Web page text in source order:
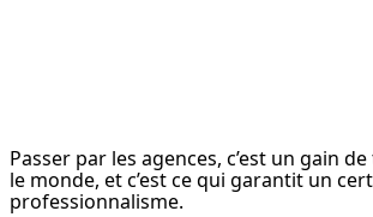
Passer par les agences, c’est un gain
le monde, et c’est ce qui garantit un
professionnalisme.